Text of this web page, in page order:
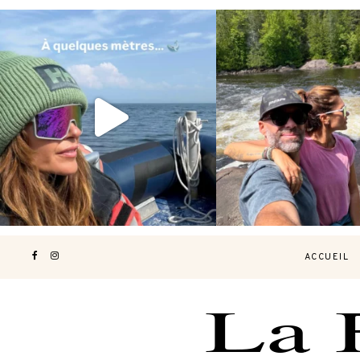
Voir une baleine en photo, c’est
impressionnant 🐋...
203
Les Laurentides, le
nature.
...
313 47
ACCUEIL